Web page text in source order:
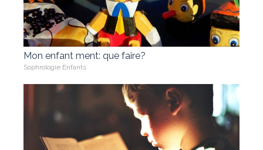
Mon enfant ment: que faire?
Sophrologie Enfants